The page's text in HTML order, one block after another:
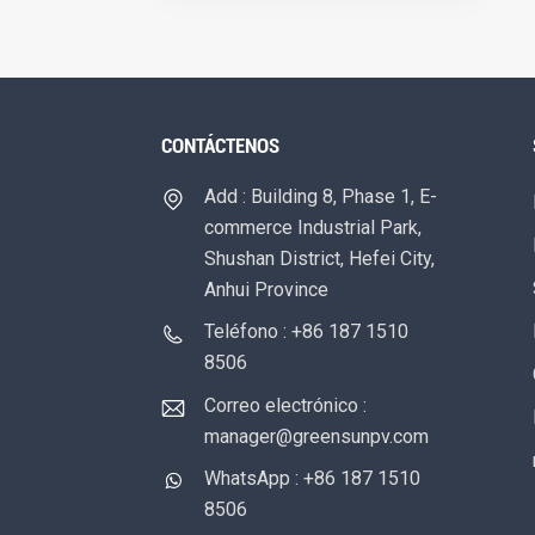
CONTÁCTENOS
Add : Building 8, Phase 1, E-
commerce Industrial Park,
Shushan District, Hefei City,
Anhui Province
Teléfono : +86 187 1510
8506
Correo electrónico :
manager@greensunpv.com
WhatsApp : +86 187 1510
8506